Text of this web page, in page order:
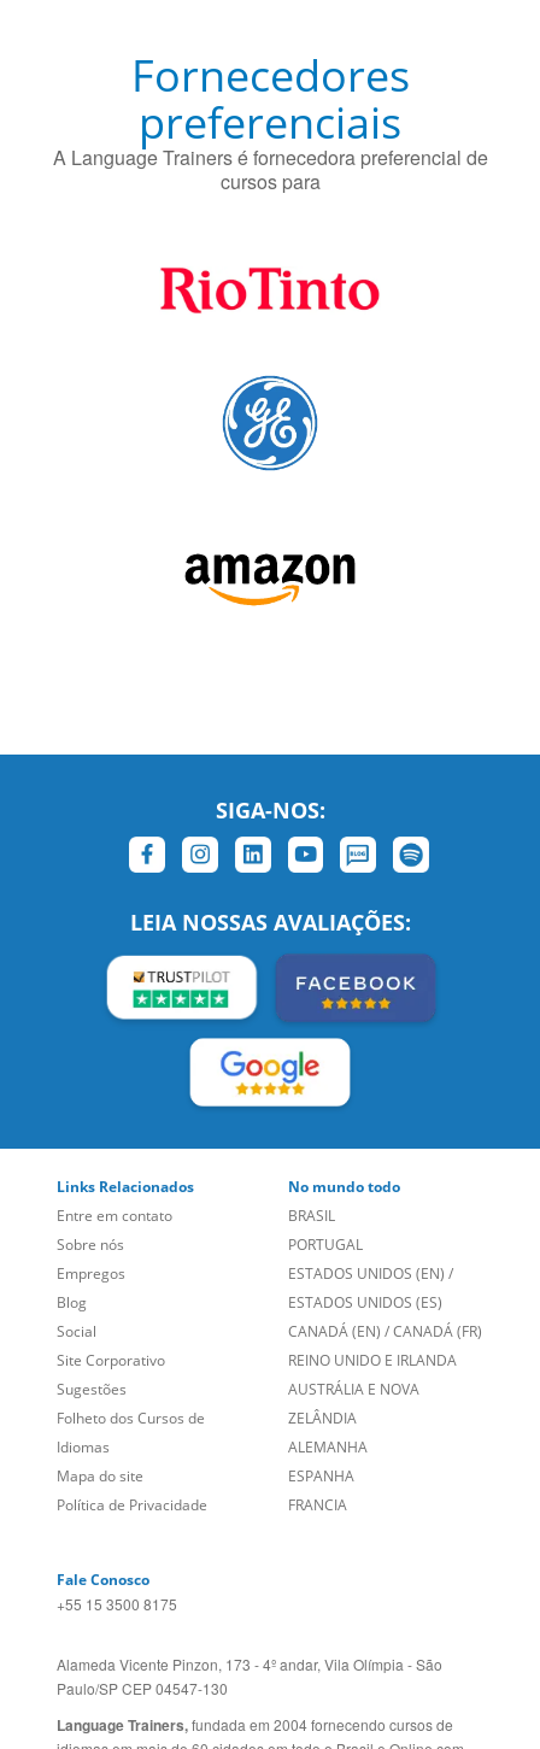
Fornecedores
preferenciais
SIGA-NOS:
LEIA NOSSAS AVALIAÇÕES:
Links Relacionados
Entre em contato
Sobre nós
Empregos
Blog
Social
Site Corporativo
Sugestões
Folheto dos Cursos de
Idiomas
No mundo todo
BRASIL
PORTUGAL
ESTADOS UNIDOS (EN)/
ESTADOS UNIDOS (ES)
CANADÁ (EN) /CANADÁ (FR)
REINO UNIDO E IRLANDA
AUSTRÁLIA E NOVA
ZELÂNDIA
ALEMANHA
+55 15 3500 8175
Alameda Vicente Pinzon, 173 - 4º andar, Vila Olímpia - São